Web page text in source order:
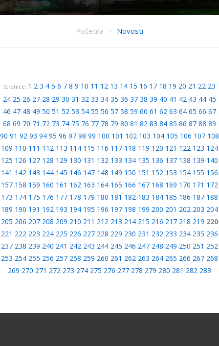
Početna Novosti
Stranice: 1 2 3 4 5 6 7 8 9 10 11 12 13 14 15 16 17 18 19 20 21 22 23
24 25 26 27 28 29 30 31 32 33 34 35 36 37 38 39 40 41 42 43 44 45
46 47 48 49 50 51 52 53 54 55 56 57 58 59 60 61 62 63 64 65 66 67
68 69 70 71 72 73 74 75 76 77 78 79 80 81 82 83 84 85 86 87 88 89
90 91 92 93 94 95 96 97 98 99 100 101 102 103 104 105 106 107 108
109 110 111 112 113 114 115 116 117 118 119 120 121 122 123 124
125 126 127 128 129 130 131 132 133 134 135 136 137 138 139 140
141 142 143 144 145 146 147 148 149 150 151 152 153 154 155 156
157 158 159 160 161 162 163 164 165 166 167 168 169 170 171 172
173 174 175 176 177 178 179 180 181 182 183 184 185 186 187 188
189 190 191 192 193 194 195 196 197 198 199 200 201 202 203 204
205 206 207 208 209 210 211 212 213 214 215 216 217 218 219 220
221 222 223 224 225 226 227 228 229 230 231 232 233 234 235 236
237 238 239 240 241 242 243 244 245 246 247 248 249 250 251 252
253 254 255 256 257 258 259 260 261 262 263 264 265 266 267 268
269 270 271 272 273 274 275 276 277 278 279 280 281 282 283